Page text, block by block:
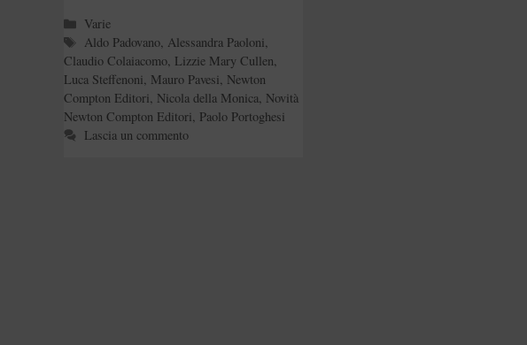
Categorie
Varie
Tag
Aldo Padovano, Alessandra Paoloni,
Claudio Colaiacomo, Lizzie Mary Cullen,
Luca Steffenoni, Mauro Pavesi, Newton
Compton Editori, Nicola della Monica, Novità
Newton Compton Editori, Paolo Portoghesi
Lascia un commento